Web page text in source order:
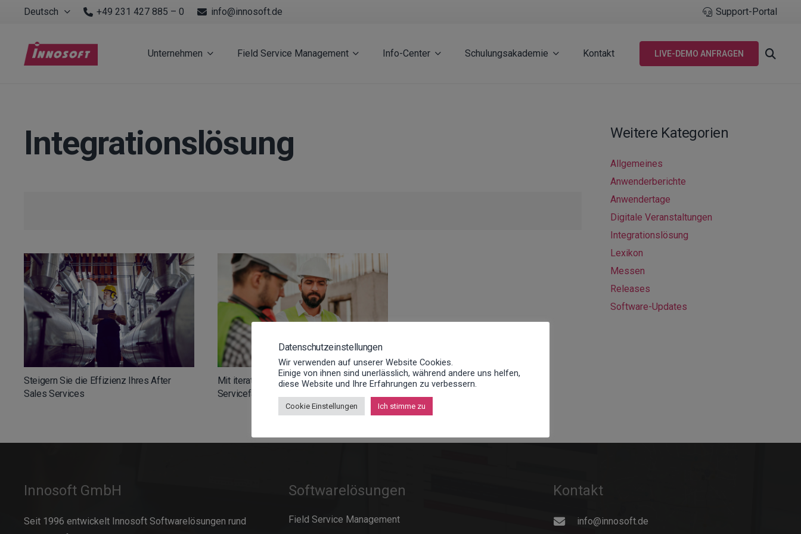
Deutsch +49 231 427 885 – 0 info@innosoft.de Support-Portal
Unternehmen Field Service Management Info-Center Schulungsakademie Kontakt LIVE-DEMO ANFRAGEN
Integrationslösung
Steigern Sie die Effizienz Ihres After
Sales Services
Mit iterativer Suche zur Lösung des
Servicefalls
Weitere Kategorien
Allgemeines
Anwenderberichte
Anwendertage
Digitale Veranstaltungen
Integrationslösung
Lexikon
Messen
Releases
Software-Updates
Innosoft GmbH
Seit 1996 entwickelt Innosoft Softwarelösungen rund
Softwarelösungen
Field Service Management
Kontakt
info@innosoft.de
Datenschutzeinstellungen
Wir verwenden auf unserer Website Cookies.
Einige von ihnen sind unerlässlich, während andere uns helfen,
diese Website und Ihre Erfahrungen zu verbessern.
Cookie Einstellungen Ich stimme zu